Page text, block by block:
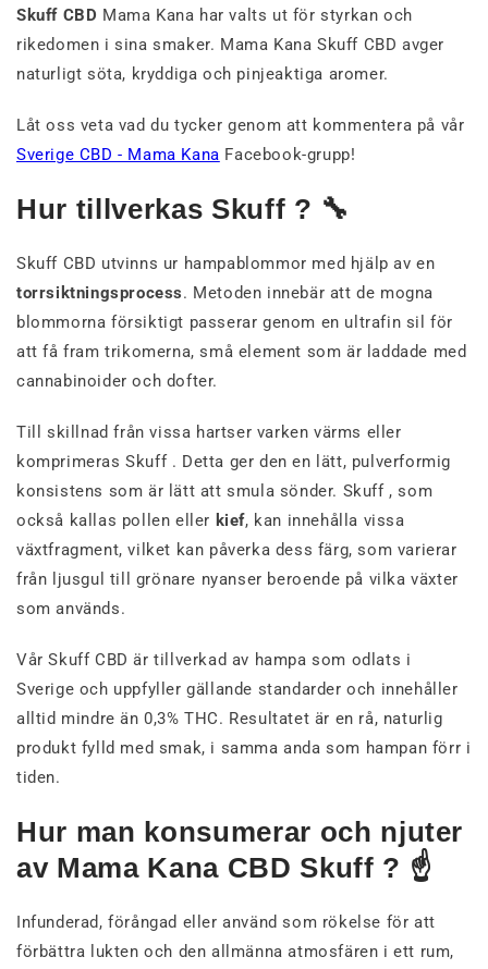
Skuff CBD Mama Kana har valts ut för styrkan och
rikedomen i sina smaker. Mama Kana Skuff CBD avger
naturligt söta, kryddiga och pinjeaktiga aromer.
Låt oss veta vad du tycker genom att kommentera på vår
Sverige CBD - Mama Kana Facebook-grupp!
Hur tillverkas Skuff ? 🔧
Skuff CBD utvinns ur hampablommor med hjälp av en
torrsiktningsprocess. Metoden innebär att de mogna
blommorna försiktigt passerar genom en ultrafin sil för
att få fram trikomerna, små element som är laddade med
cannabinoider och dofter.
Till skillnad från vissa hartser varken värms eller
komprimeras Skuff . Detta ger den en lätt, pulverformig
konsistens som är lätt att smula sönder. Skuff , som
också kallas pollen eller kief, kan innehålla vissa
växtfragment, vilket kan påverka dess färg, som varierar
från ljusgul till grönare nyanser beroende på vilka växter
som används.
Vår Skuff CBD är tillverkad av hampa som odlats i
Sverige och uppfyller gällande standarder och innehåller
alltid mindre än 0,3% THC. Resultatet är en rå, naturlig
produkt fylld med smak, i samma anda som hampan förr i
tiden.
Hur man konsumerar och njuter
av Mama Kana CBD Skuff ? ☝️
Infunderad, förångad eller använd som rökelse för att
förbättra lukten och den allmänna atmosfären i ett rum,